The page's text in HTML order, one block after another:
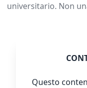
universitario. Non
Questo